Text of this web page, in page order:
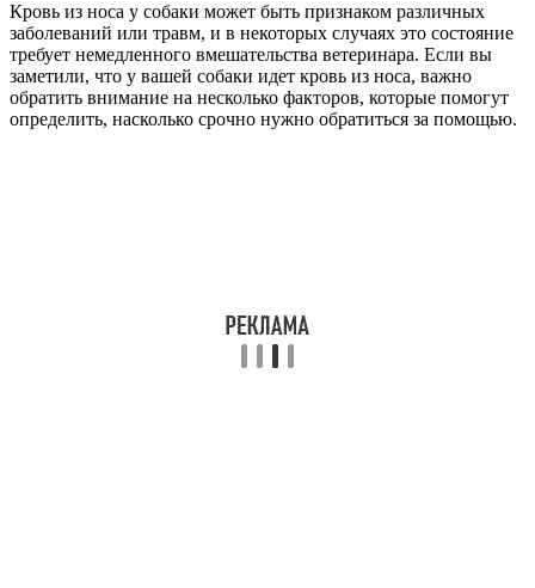
Кровь из носа у собаки может быть признаком различных
заболеваний или травм, и в некоторых случаях это состояние
требует немедленного вмешательства ветеринара. Если вы
заметили, что у вашей собаки идет кровь из носа, важно
обратить внимание на несколько факторов, которые помогут
определить, насколько срочно нужно обратиться за помощью.